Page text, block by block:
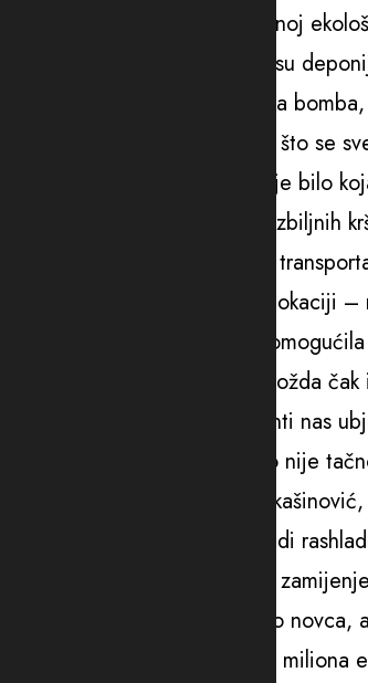
On je istakao da se u takozvanoj
problemi i ne dotiču, kao što su
„Ta deponija je prava ekološka
problema u poređenju s onim što se
Prema njegovim riječima, da je bilo
još prije deset godina zbog ozbiljnih
„Novu deponiju i novi sistem
na rekultivaciji na postojećoj lokaciji
isključivo kako bi se nekome
realnih. Sipaju se desetine, možda
sredstava informisanja, diletanti nas
Termoelektrane, što apsolutno nije
ozbiljnoj analizi“, kazao je
On pita stručnjake zašto se radi
one djelove koji su već ranije
„Sve to košta enormno mnogo
problem. A cijena – desetine miliona